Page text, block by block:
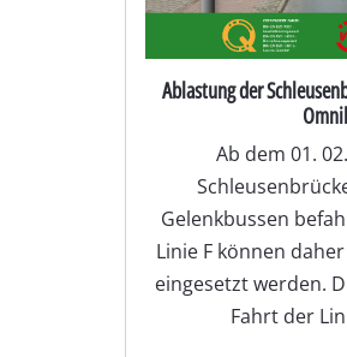
Ablastung der
Ab dem 01.
Gelenkbussen
Linie F können
eingesetzt werden.
Fahrt der